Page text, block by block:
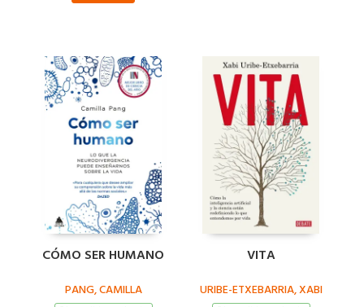
CÓMO SER HUMANO
PANG, CAMILLA
VITA
URIBE-ETXEBARRIA, XABI